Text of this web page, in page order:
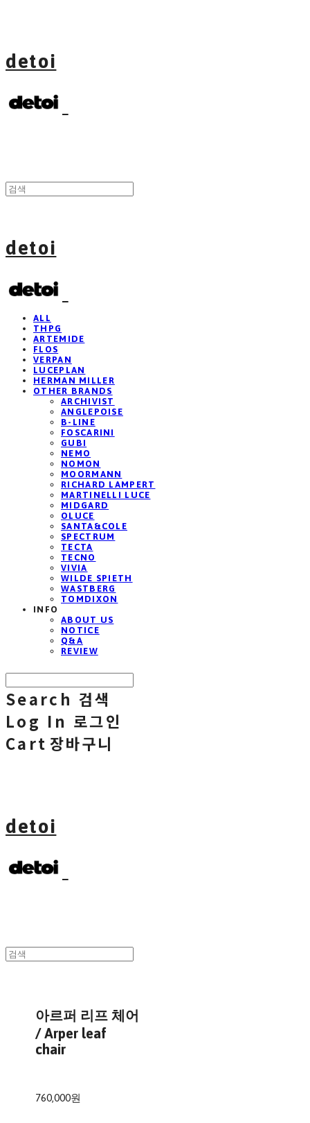
detoi
detoi
ALL
THPG
ARTEMIDE
FLOS
VERPAN
LUCEPLAN
HERMAN MILLER
OTHER BRANDS
ARCHIVIST
ANGLEPOISE
B-LINE
FOSCARINI
GUBI
NEMO
NOMON
MOORMANN
RICHARD LAMPERT
MARTINELLI LUCE
MIDGARD
OLUCE
SANTA&COLE
SPECTRUM
TECTA
TECNO
VIVIA
WILDE SPIETH
WASTBERG
TOMDIXON
INFO
ABOUT US
NOTICE
Q&A
REVIEW
Search 검색
Log In 로그인
Cart 장바구니
detoi
아르퍼 리프 체어
/ Arper leaf
chair
760,000원